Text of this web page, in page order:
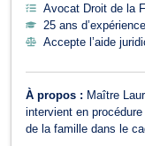
Avocat Droit de la
25 ans d’expérience
Accepte l’aide
À propos : Maître
intervient en
de la famille dans le